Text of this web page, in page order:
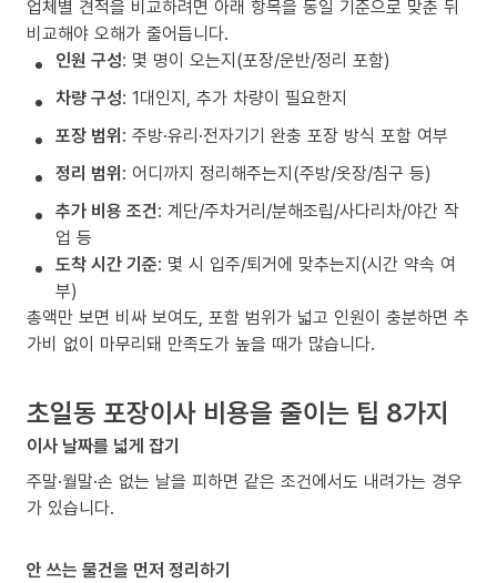
업체별 견적을 비교하려면 아래 항목을 동일 기준으로 맞춘 뒤
비교해야 오해가 줄어듭니다.
인원 구성: 몇 명이 오는지(포장/운반/정리 포함)
차량 구성: 1대인지, 추가 차량이 필요한지
포장 범위: 주방·유리·전자기기 완충 포장 방식 포함 여부
정리 범위: 어디까지 정리해주는지(주방/옷장/침구 등)
추가 비용 조건: 계단/주차거리/분해조립/사다리차/야간 작
업 등
도착 시간 기준: 몇 시 입주/퇴거에 맞추는지(시간 약속 여
부)
총액만 보면 비싸 보여도, 포함 범위가 넓고 인원이 충분하면 추
가비 없이 마무리돼 만족도가 높을 때가 많습니다.
초일동 포장이사 비용을 줄이는 팁 8가지
이사 날짜를 넓게 잡기
주말·월말·손 없는 날을 피하면 같은 조건에서도 내려가는 경우
가 있습니다.
안 쓰는 물건을 먼저 정리하기